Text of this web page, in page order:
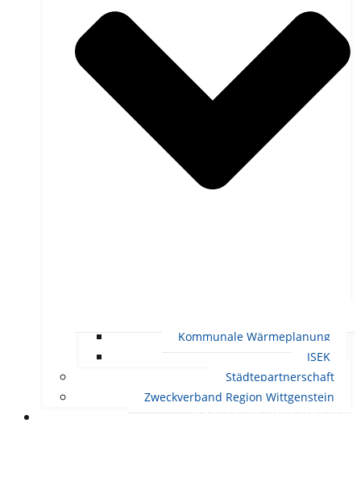
Kommunale Wärmeplanung
ISEK
Städtepartnerschaft
Zweckverband Region Wittgenstein
RATHAUS UND POLITIK